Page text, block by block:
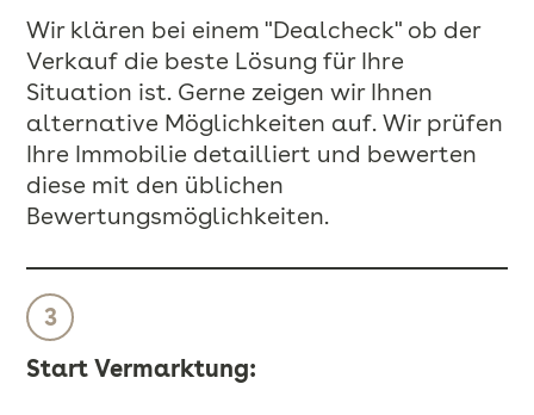
Wir klären bei einem "Dealcheck" ob der
Verkauf die beste Lösung für Ihre
Situation ist. Gerne zeigen wir Ihnen
alternative Möglichkeiten auf. Wir prüfen
Ihre Immobilie detailliert und bewerten
diese mit den üblichen
Bewertungsmöglichkeiten.
Start Vermarktung: